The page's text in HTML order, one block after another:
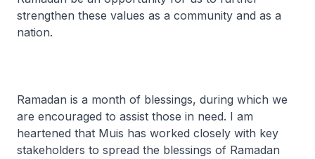
strengthen these values as a community and as a
nation.
Ramadan is a month of blessings, during which we
are encouraged to assist those in need. I am
heartened that Muis has worked closely with key
stakeholders to spread the blessings of Ramadan